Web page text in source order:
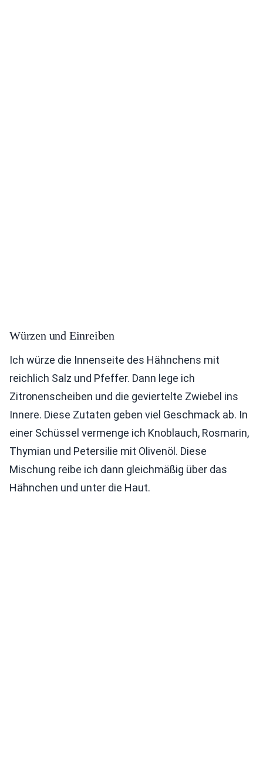
Würzen und Einreiben
Ich würze die Innenseite des Hähnchens mit
reichlich Salz und Pfeffer. Dann lege ich
Zitronenscheiben und die geviertelte Zwiebel ins
Innere. Diese Zutaten geben viel Geschmack ab. In
einer Schüssel vermenge ich Knoblauch, Rosmarin,
Thymian und Petersilie mit Olivenöl. Diese
Mischung reibe ich dann gleichmäßig über das
Hähnchen und unter die Haut.